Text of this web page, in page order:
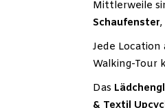
Mittlerweile
Schaufenster
Jede Location
Walking-Tour
Das